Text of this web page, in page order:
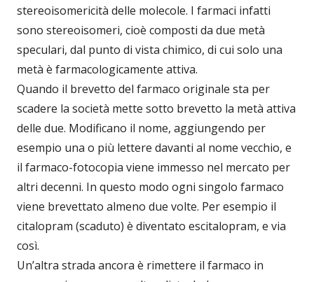
stereoisomericità delle molecole. I farmaci infatti
sono stereoisomeri, cioè composti da due metà
speculari, dal punto di vista chimico, di cui solo una
metà è farmacologicamente attiva.
Quando il brevetto del farmaco originale sta per
scadere la società mette sotto brevetto la metà attiva
delle due. Modificano il nome, aggiungendo per
esempio una o più lettere davanti al nome vecchio, e
il farmaco-fotocopia viene immesso nel mercato per
altri decenni. In questo modo ogni singolo farmaco
viene brevettato almeno due volte. Per esempio il
citalopram (scaduto) è diventato escitalopram, e via
così.
Un’altra strada ancora è rimettere il farmaco in